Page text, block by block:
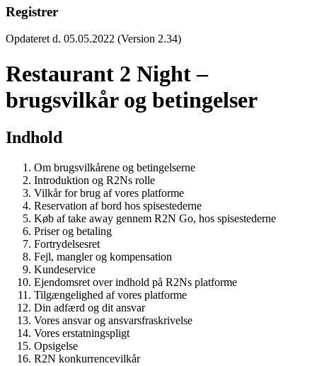
Registrer
Opdateret d. 05.05.2022 (Version 2.34)
Restaurant 2 Night –
brugsvilkår og betingelser
Indhold
Om brugsvilkårene og betingelserne
Introduktion og R2Ns rolle
Vilkår for brug af vores platforme
Reservation af bord hos spisestederne
Køb af take away gennem R2N Go, hos spisestederne
Priser og betaling
Fortrydelsesret
Fejl, mangler og kompensation
Kundeservice
Ejendomsret over indhold på R2Ns platforme
Tilgængelighed af vores platforme
Din adfærd og dit ansvar
Vores ansvar og ansvarsfraskrivelse
Vores erstatningspligt
Opsigelse
R2N konkurrencevilkår